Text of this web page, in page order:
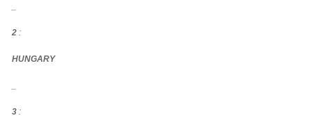
2 :
HUNGARY
3 :